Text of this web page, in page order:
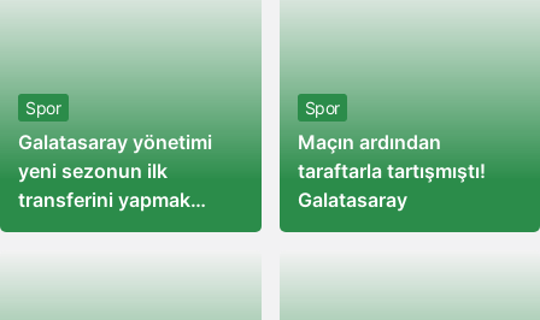
Spor
Galatasaray yönetimi
yeni sezonun ilk
transferini yapmak
üzere! Taraftarların
Spor
Maçın ardından
taraftarla tartışmıştı!
Galatasaray